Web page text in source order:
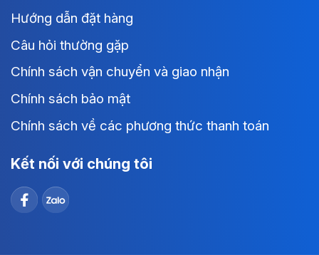
Hướng dẫn đặt hàng
Câu hỏi thường gặp
Chính sách vận chuyển và giao nhận
Chính sách bảo mật
Chính sách về các phương thức thanh toán
Kết nối với chúng tôi